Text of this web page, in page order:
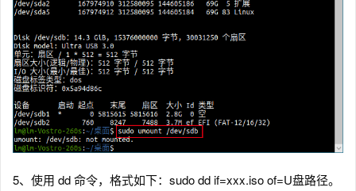
5、使用 dd 命令，格式如下：sudo dd if=xxx.iso of=U盘路径。